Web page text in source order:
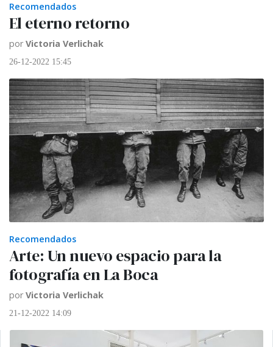
Recomendados
El eterno retorno
porVictoria Verlichak
26-12-2022 15:45
Recomendados
Arte: Un nuevo espacio para la
fotografía en La Boca
porVictoria Verlichak
21-12-2022 14:09